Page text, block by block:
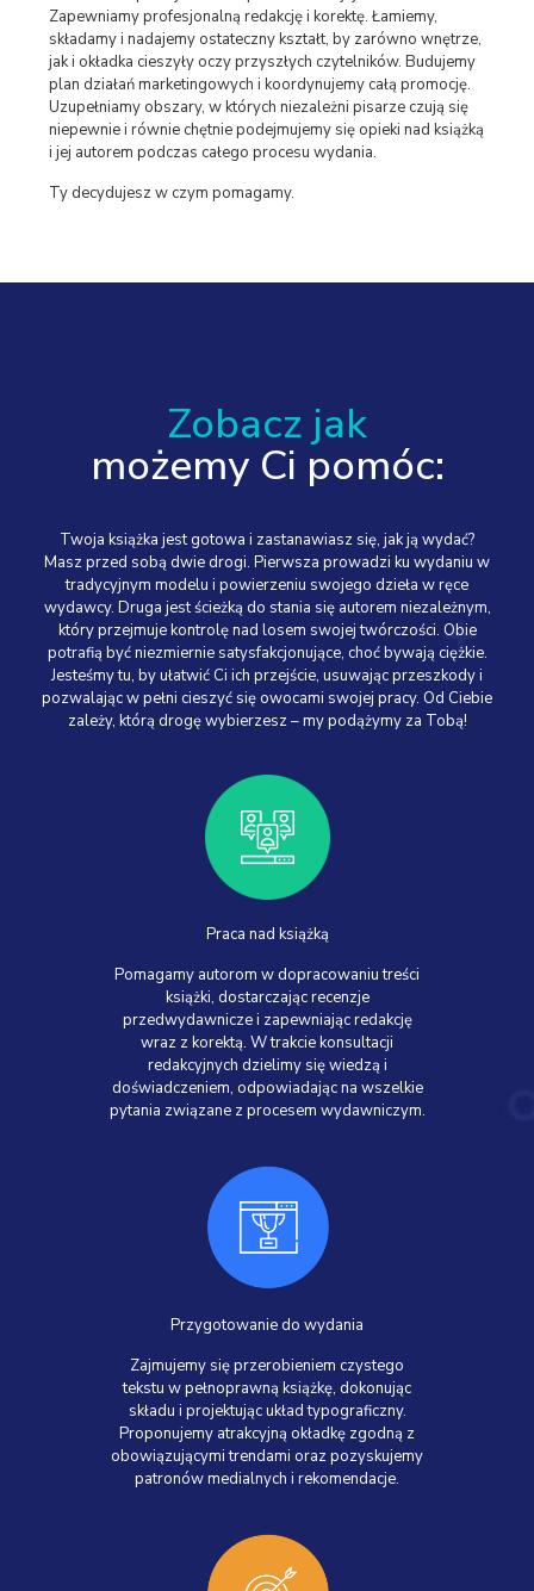
Zapewniamy profesjonalną redakcję i korektę. Łamiemy,
składamy i nadajemy ostateczny kształt, by zarówno wnętrze,
jak i okładka cieszyły oczy przyszłych czytelników. Budujemy
plan działań marketingowych i koordynujemy całą promocję.
Uzupełniamy obszary, w których niezależni pisarze czują się
niepewnie i równie chętnie podejmujemy się opieki nad książką
i jej autorem podczas całego procesu wydania.
Ty decydujesz w czym pomagamy.
Zobacz jak
możemy Ci pomóc:
Twoja książka jest gotowa i zastanawiasz się, jak ją wydać?
Masz przed sobą dwie drogi. Pierwsza prowadzi ku wydaniu w
tradycyjnym modelu i powierzeniu swojego dzieła w ręce
wydawcy. Druga jest ścieżką do stania się autorem niezależnym,
który przejmuje kontrolę nad losem swojej twórczości. Obie
potrafią być niezmiernie satysfakcjonujące, choć bywają ciężkie.
Jesteśmy tu, by ułatwić Ci ich przejście, usuwając przeszkody i
pozwalając w pełni cieszyć się owocami swojej pracy. Od Ciebie
zależy, którą drogę wybierzesz – my podążymy za Tobą!
Praca nad książką
Pomagamy autorom w dopracowaniu treści
książki, dostarczając recenzje
przedwydawnicze i zapewniając redakcję
wraz z korektą. W trakcie konsultacji
redakcyjnych dzielimy się wiedzą i
doświadczeniem, odpowiadając na wszelkie
pytania związane z procesem wydawniczym.
Przygotowanie do wydania
Zajmujemy się przerobieniem czystego
tekstu w pełnoprawną książkę, dokonując
składu i projektując układ typograficzny.
Proponujemy atrakcyjną okładkę zgodną z
obowiązującymi trendami oraz pozyskujemy
patronów medialnych i rekomendacje.